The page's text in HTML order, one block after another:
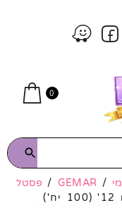
0
/
GEMAR
/ פסטל